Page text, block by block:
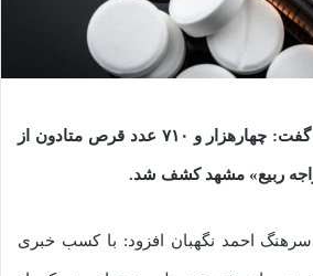
فرمانده انتظامی مشهد گفت: چهارهزار و ۷۱۰ عدد قرص متادون از
ربیع» مشهد کشف شد.
احمد نگهبان افزود: با کسب خبری